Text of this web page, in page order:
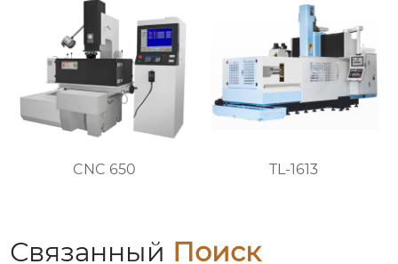
CNC 650 TL-1613
Связанный Поиск